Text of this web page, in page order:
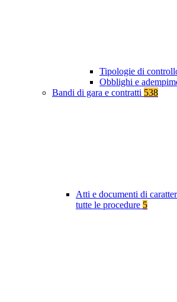
Tipologie di
Obblighi e
Bandi di gara e contratti 538
Atti e documenti di
tutte le procedure 5